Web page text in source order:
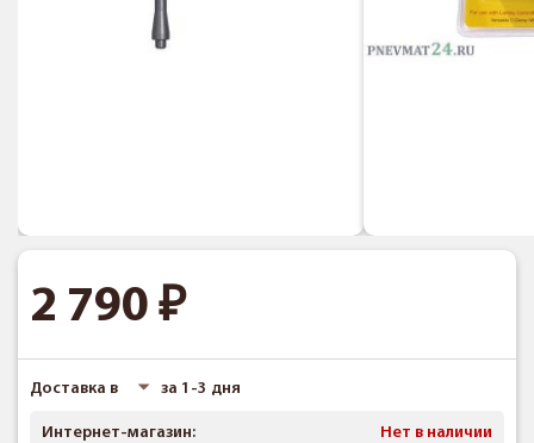
2 790
Доставка в за 1-3 дня
Интернет-магазин: Нет в наличии